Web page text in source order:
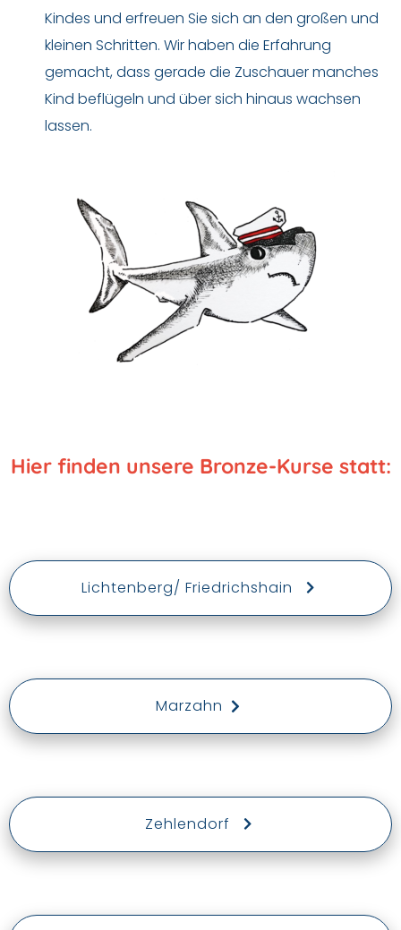
Kindes und erfreuen Sie sich an den großen und
kleinen Schritten. Wir haben die Erfahrung
gemacht, dass gerade die Zuschauer manches
Kind beflügeln und über sich hinaus wachsen
lassen.
Hier finden unsere Bronze-Kurse statt:
Lichtenberg/ Friedrichshain
Marzahn
Zehlendorf